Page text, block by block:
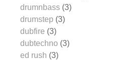
drumnbass (3)
drumstep (3)
dubfire (3)
dubtechno (3)
ed rush (3)